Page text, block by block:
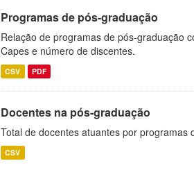
Programas de pós-graduação
Relação de programas de pós-graduação
Capes e número de discentes.
CSV PDF
Docentes na pós-graduação
Total de docentes atuantes por programas
CSV